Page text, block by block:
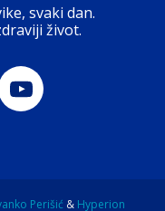
svaki dan.
život.
Perišić & Hyperion